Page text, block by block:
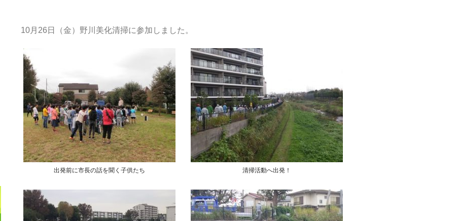
10月26日（金）野川美化清掃に参加しました。
出発前に市長の話を聞く子供たち 清掃活動へ出発！